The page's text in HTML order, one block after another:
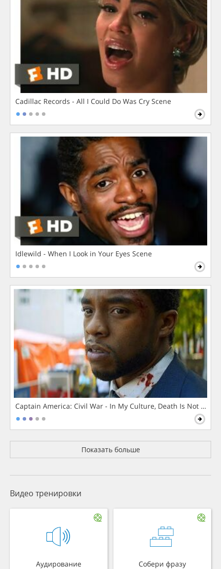
Cadillac Records - All I Could Do Was Cry Scene
Idlewild - When I Look in Your Eyes Scene
Captain America: Civil War - In My Culture, Death Is Not The
Показать больше
Видео тренировки
Аудирование Собери фразу